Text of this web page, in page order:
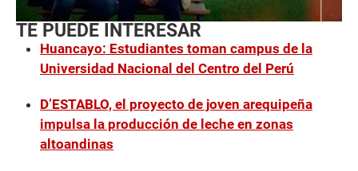
TE PUEDE INTERESAR
Huancayo: Estudiantes toman campus de la
Universidad Nacional del Centro del Perú
D’ESTABLO, el proyecto de joven arequipeña
impulsa la producción de leche en zonas
altoandinas